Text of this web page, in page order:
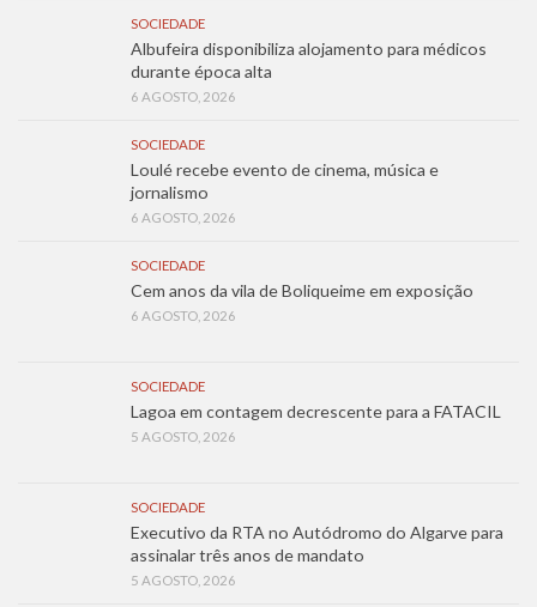
SOCIEDADE
Albufeira disponibiliza alojamento para médicos
durante época alta
6 AGOSTO, 2026
SOCIEDADE
Loulé recebe evento de cinema, música e
jornalismo
6 AGOSTO, 2026
SOCIEDADE
Cem anos da vila de Boliqueime em exposição
6 AGOSTO, 2026
SOCIEDADE
Lagoa em contagem decrescente para a FATACIL
5 AGOSTO, 2026
SOCIEDADE
Executivo da RTA no Autódromo do Algarve para
assinalar três anos de mandato
5 AGOSTO, 2026